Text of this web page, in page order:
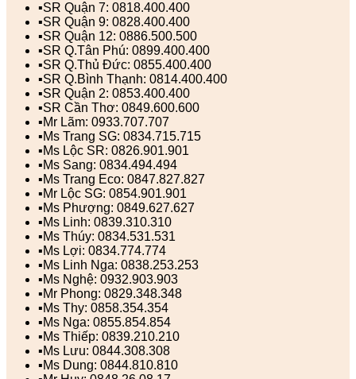
▪️SR Quận 7: 0818.400.400
▪️SR Quận 9: 0828.400.400
▪️SR Quận 12: 0886.500.500
▪️SR Q.Tân Phú: 0899.400.400
▪️SR Q.Thủ Đức: 0855.400.400
▪️SR Q.Bình Thạnh: 0814.400.400
▪️SR Quận 2: 0853.400.400
▪️SR Cần Thơ: 0849.600.600
▪️Mr Lãm: 0933.707.707
▪️Ms Trang SG: 0834.715.715
▪️Ms Lộc SR: 0826.901.901
▪️Ms Sang: 0834.494.494
▪️Ms Trang Eco: 0847.827.827
▪️Mr Lộc SG: 0854.901.901
▪️Ms Phượng: 0849.627.627
▪️Ms Linh: 0839.310.310
▪️Ms Thúy: 0834.531.531
▪️Ms Lợi: 0834.774.774
▪️Ms Linh Nga: 0838.253.253
▪️Ms Nghệ: 0932.903.903
▪️Mr Phong: 0829.348.348
▪️Ms Thy: 0858.354.354
▪️Ms Nga: 0855.854.854
▪️Ms Thiếp: 0839.210.210
▪️Ms Lưu: 0844.308.308
▪️Ms Dung: 0844.810.810